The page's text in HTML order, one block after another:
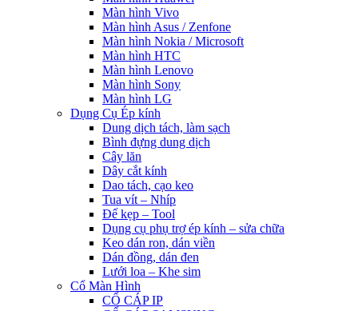
Màn hình Vivo
Màn hình Asus / Zenfone
Màn hình Nokia / Microsoft
Màn hình HTC
Màn hình Lenovo
Màn hình Sony
Màn hình LG
Dụng Cụ Ép kính
Dung dịch tách, làm sạch
Bình đựng dung dịch
Cây lăn
Dây cắt kính
Dao tách, cạo keo
Tua vít – Nhíp
Đế kẹp – Tool
Dụng cụ phụ trợ ép kính – sửa chữa
Keo dán ron, dán viền
Dán đồng, dán đen
Lưới loa – Khe sim
Cổ Màn Hình
CỔ CÁP IP